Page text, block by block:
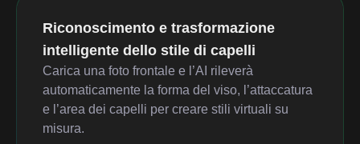
Riconoscimento e trasformazione
intelligente dello stile di capelli
Carica una foto frontale e l’AI rileverà
automaticamente la forma del viso, l’attaccatura
e l’area dei capelli per creare stili virtuali su
misura.